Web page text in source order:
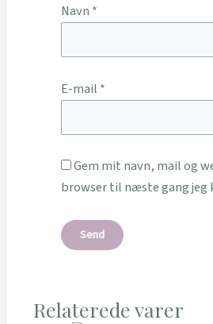
Navn *
E-mail *
Gem mit navn, mail og
browser til næste gang jeg
Relaterede varer